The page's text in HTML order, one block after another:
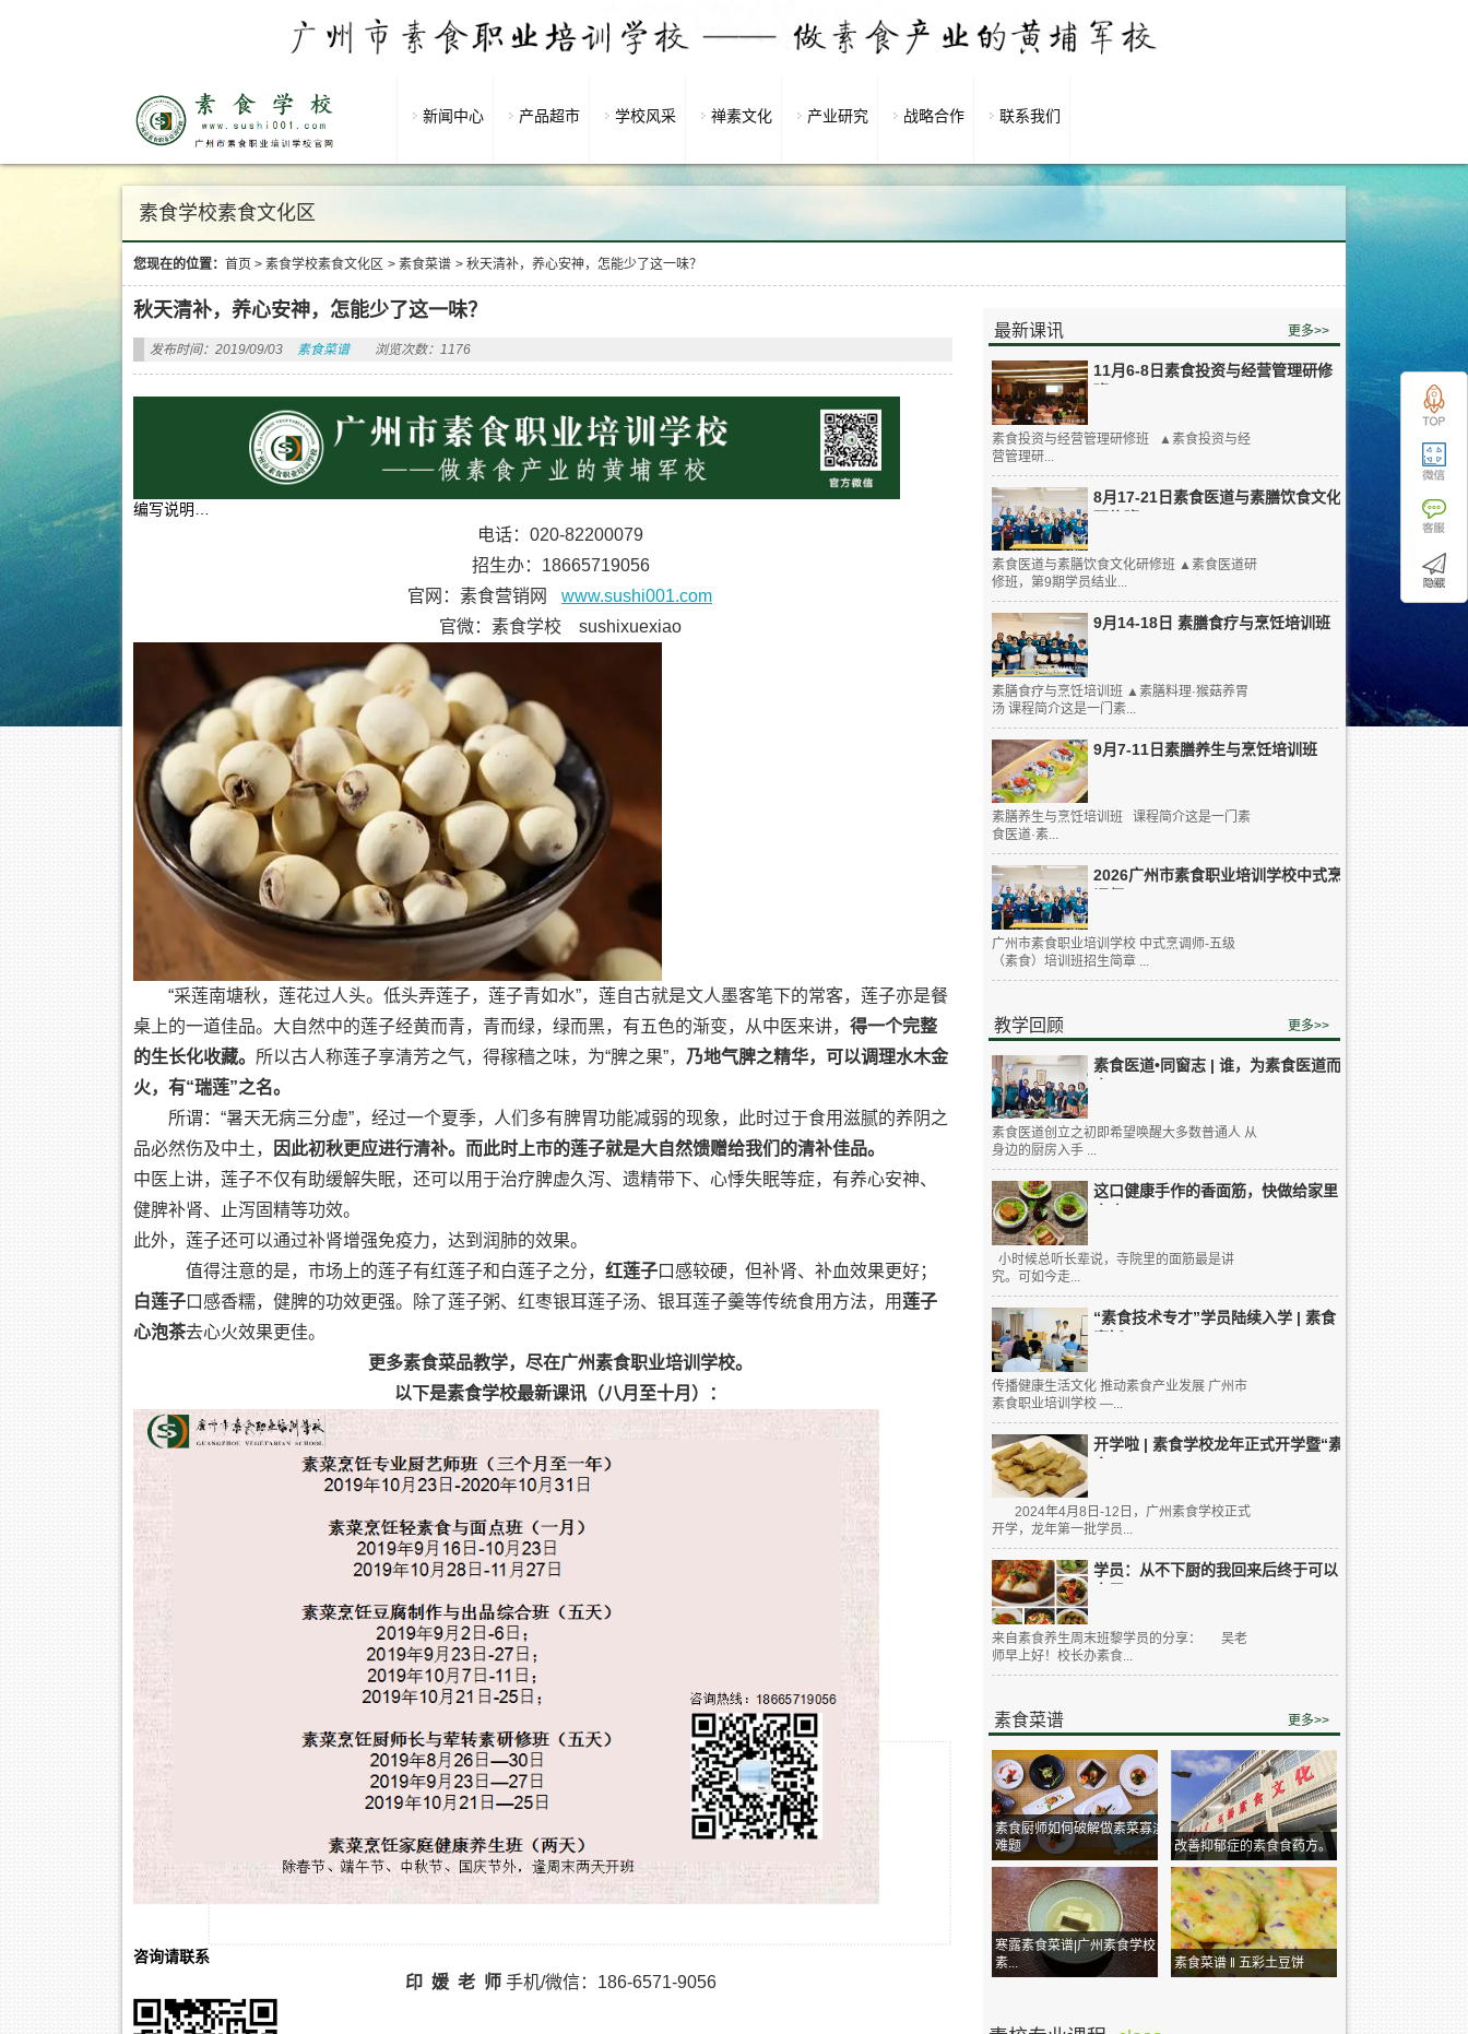
新闻中心 产品超市 学校风采 禅素文化 产业研究 战略合作 联系我们
素食学校素食文化区
您现在的位置： 首页 > 素食学校素食文化区 > 素食菜谱 > 秋天清补，养心安神，怎能少了这一味？
最新课讯 更多>>
11月6-8日素食投资与经营管理研修
素食投资与经营管理研修班 ▲素食投资与经
营管理研...
8月17-21日素食医道与素膳饮食文化
研修班
素食医道与素膳饮食文化研修班 ▲素食医道研
修班，第9期学员结业...
9月14-18日 素膳食疗与烹饪培训班
素膳食疗与烹饪培训班 ▲素膳料理·猴菇养胃
汤 课程简介这是一门素...
9月7-11日素膳养生与烹饪培训班
素膳养生与烹饪培训班 课程简介这是一门素
食医道·素...
2026广州市素食职业培训学校中式烹
广州市素食职业培训学校 中式烹调师-五级
（素食）培训班招生简章 ...
教学回顾 更多>>
素食医道•同窗志 | 谁，为素食医道而
素食医道创立之初即希望唤醒大多数普通人 从
身边的厨房入手 ...
这口健康手作的香面筋，快做给家里
小时候总听长辈说，寺院里的面筋最是讲
究。可如今走...
“素食技术专才”学员陆续入学 | 素食
传播健康生活文化 推动素食产业发展 广州市
素食职业培训学校 —...
开学啦 | 素食学校龙年正式开学暨“素
食...
2024年4月8日-12日，广州素食学校正式
开学，龙年第一批学员...
学员：从不下厨的我回来后终于可以
来自素食养生周末班黎学员的分享： 吴老
师早上好！校长办素食...
素食菜谱 更多>>
素食厨师如何破解做素菜寡淡
难题
改善抑郁症的素食食药方。
寒露素食菜谱|广州素食学校
素...
素食菜谱 ‖ 五彩土豆饼
秋天清补，养心安神，怎能少了这一味？
发布时间：2019/09/03 素食菜谱 浏览次数：1176
编写说明…
电话：020-82200079
招生办：18665719056
官网：素食营销网
www.sushi001.com
官微：素食学校 sushixuexiao
“采莲南塘秋，莲花过人头。低头弄莲子，莲子青如水”，莲自古就是文人墨客笔下的常客，莲子亦是餐
桌上的一道佳品。大自然中的莲子经黄而青，青而绿，绿而黑，有五色的渐变，从中医来讲， 得一个完整
的生长化收藏。 所以古人称莲子享清芳之气，得稼穑之味，为“脾之果”， 乃地气脾之精华，可以调理水木金
火，有“瑞莲”之名。
所谓：“暑天无病三分虚”，经过一个夏季，人们多有脾胃功能减弱的现象，此时过于食用滋腻的养阴之
品必然伤及中土，
因此初秋更应进行清补。 而此时上市的莲子就是大自然馈赠给我们的清补佳品。
中医上讲，莲子不仅有助缓解失眠，还可以用于治疗脾虚久泻、遗精带下、心悸失眠等症，有养心安神、
健脾补肾、止泻固精等功效。
此外，莲子还可以通过补肾增强免疫力，达到润肺的效果。
值得注意的是，市场上的莲子有红莲子和白莲子之分， 红莲子口感较硬，但补肾、补血效果更好；
白莲子口感香糯，健脾的功效更强。除了莲子粥、红枣银耳莲子汤、银耳莲子羹等传统食用方法，用莲子
心泡茶去心火效果更佳。
更多素食菜品教学，尽在广州素食职业培训学校。
以下是素食学校最新课讯（八月至十月）：
咨询请联系
印 媛 老 师手机/微信：186-6571-9056